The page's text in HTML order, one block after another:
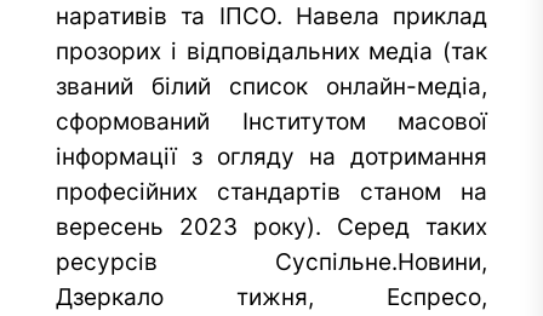
наративів та ІПСО. Навела приклад
прозорих і відповідальних медіа (так
званий білий список онлайн-медіа,
сформований Інститутом масової
інформації з огляду на дотримання
професійних стандартів станом на
вересень 2023 року). Серед таких
ресурсів Суспільне.Новини,
Дзеркало тижня, Еспресо,